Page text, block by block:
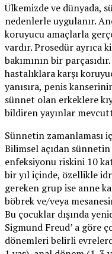
Ülkemizde ve dünyada,
nedenlerle uygulanır.
koruyucu amaçlarla
vardır. Prosedür ayrıca
bakımının bir
hastalıklara karşı
yanısıra, penis
sünnet olan erkeklere
bildiren yayınlar
Sünnetin zamanlaması
Bilimsel açıdan
enfeksiyonu riskini 10
bir yıl içinde, özellikle
gereken grup ise anne
böbrek ve/veya
Bu çocuklar dışında
Sigmund Freud’ a göre
dönemleri belirli